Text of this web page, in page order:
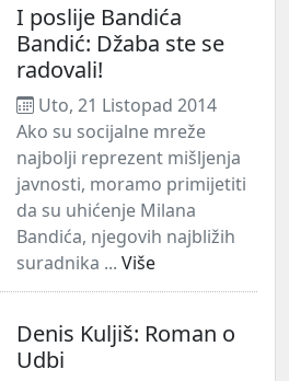
I poslije Bandića
Bandić: Džaba ste se
radovali!
Uto, 21 Listopad 2014
Ako su socijalne mreže
najbolji reprezent mišljenja
javnosti, moramo primijetiti
da su uhićenje Milana
Bandića, njegovih najbližih
suradnika ... Više
Denis Kuljiš: Roman o
Udbi